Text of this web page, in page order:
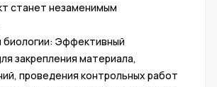
станет незаменимым
биологии: Эффективный
закрепления материала,
проведения контрольных работ